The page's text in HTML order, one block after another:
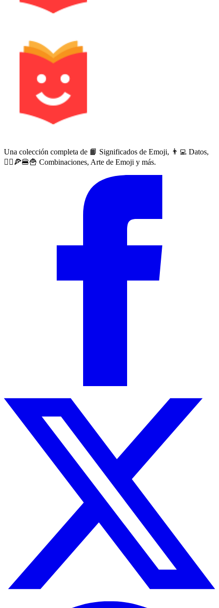
Una colección completa de 📙 Significados de Emoji, 👨‍💻 Datos,
🙅‍♀️🍕🍔🍟 Combinaciones, Arte de Emoji y más.